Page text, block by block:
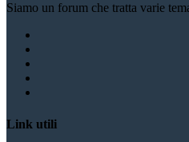
Siamo un forum che tratta varie
Link utili